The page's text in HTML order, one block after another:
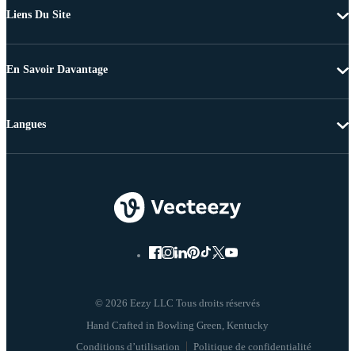
Liens Du Site
En Savoir Davantage
© 2026 Eezy LLC Tous droits réservés
Conditions d’utilisation
Politique de confidentialité
Langues